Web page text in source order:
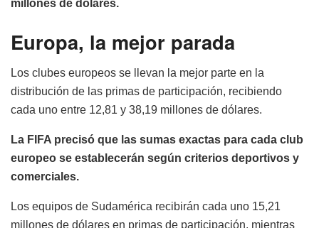
millones de dólares.
Europa, la mejor parada
Los clubes europeos se llevan la mejor parte en la
distribución de las primas de participación, recibiendo
cada uno entre 12,81 y 38,19 millones de dólares.
La FIFA precisó que las sumas exactas para cada club
europeo se establecerán según criterios deportivos y
comerciales.
Los equipos de Sudamérica recibirán cada uno 15,21
millones de dólares en primas de participación, mientras